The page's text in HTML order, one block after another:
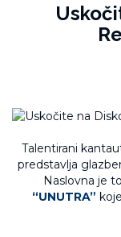
Talentirani
predstavlja
Naslovna je
“UNUTRA”